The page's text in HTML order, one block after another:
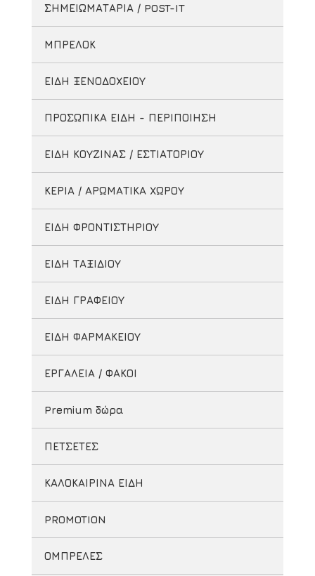
ΣΗΜΕΙΩΜΑΤΑΡΙΑ / POST-IT
ΜΠΡΕΛΟΚ
ΕΙΔΗ ΞΕΝΟΔΟΧΕΙΟΥ
ΠΡΟΣΩΠΙΚΑ ΕΙΔΗ - ΠΕΡΙΠΟΙΗΣΗ
ΕΙΔΗ ΚΟΥΖΙΝΑΣ / ΕΣΤΙΑΤΟΡΙΟΥ
ΚΕΡΙΑ / ΑΡΩΜΑΤΙΚΑ ΧΩΡΟΥ
ΕΙΔΗ ΦΡΟΝΤΙΣΤΗΡΙΟΥ
ΕΙΔΗ ΤΑΞΙΔΙΟΥ
ΕΙΔΗ ΓΡΑΦΕΙΟΥ
ΕΙΔΗ ΦΑΡΜΑΚΕΙΟΥ
ΕΡΓΑΛΕΙΑ / ΦΑΚΟΙ
Premium δώρα
ΠΕΤΣΕΤΕΣ
ΚΑΛΟΚΑΙΡΙΝΑ ΕΙΔΗ
PROMOTION
ΟΜΠΡΕΛΕΣ